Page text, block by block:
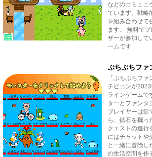
などのコミュニ
ています。戦略
を組み合わせて
ます。 無料で
ザーが参加して
ームです
ぷちぷちファ
「ぷちぷちフ
チビコンが
ラインゲームで
ターとファンタ
プレイヤーは街
ら、鉱石を掘っ
クエストの進行
にはチャットや
と一緒に冒険し
の生活空間を作